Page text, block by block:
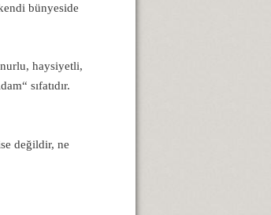
bünyeside
haysiyetli,
sıfatıdır.
değildir, ne